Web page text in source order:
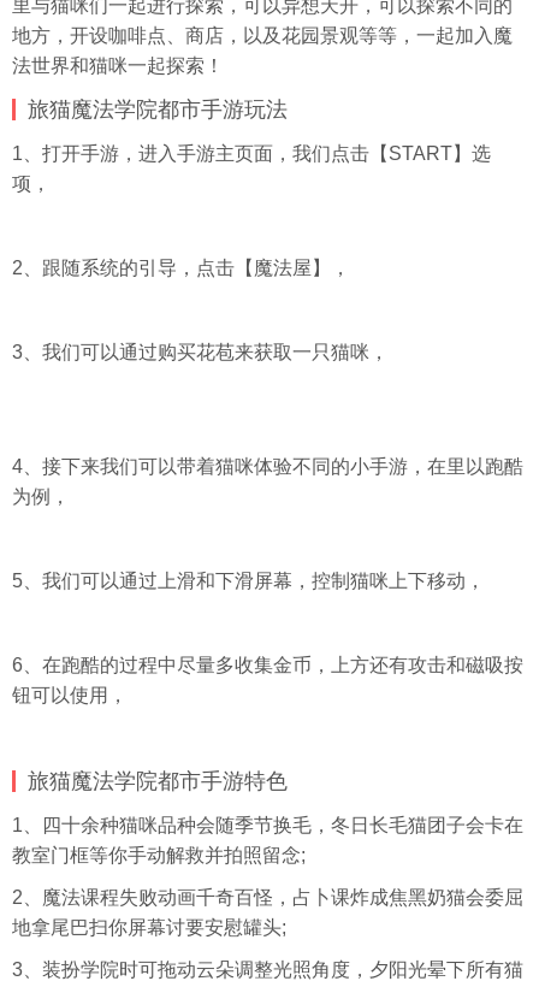
里与猫咪们一起进行探索，可以异想天开，可以探索不同的
地方，开设咖啡点、商店，以及花园景观等等，一起加入魔
法世界和猫咪一起探索！
旅猫魔法学院都市手游玩法
1、打开手游，进入手游主页面，我们点击【START】选
项，
2、跟随系统的引导，点击【魔法屋】，
3、我们可以通过购买花苞来获取一只猫咪，
4、接下来我们可以带着猫咪体验不同的小手游，在里以跑酷
为例，
5、我们可以通过上滑和下滑屏幕，控制猫咪上下移动，
6、在跑酷的过程中尽量多收集金币，上方还有攻击和磁吸按
钮可以使用，
旅猫魔法学院都市手游特色
1、四十余种猫咪品种会随季节换毛，冬日长毛猫团子会卡在
教室门框等你手动解救并拍照留念;
2、魔法课程失败动画千奇百怪，占卜课炸成焦黑奶猫会委屈
地拿尾巴扫你屏幕讨要安慰罐头;
3、装扮学院时可拖动云朵调整光照角度，夕阳光晕下所有猫